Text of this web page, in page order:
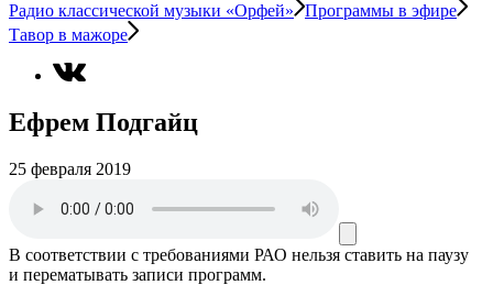
Радио классической музыки «Орфей»
Программы в эфире
Тавор в мажоре
Ефрем Подгайц
25 февраля 2019
В соответствии с требованиями РАО нельзя ставить на паузу
и перематывать записи программ.